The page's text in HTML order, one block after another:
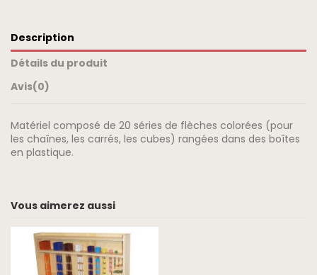
Description
Détails du produit
Avis(0)
Matériel composé de 20 séries de flèches colorées (pour
les chaînes, les carrés, les cubes) rangées dans des boîtes
en plastique.
Vous aimerez aussi